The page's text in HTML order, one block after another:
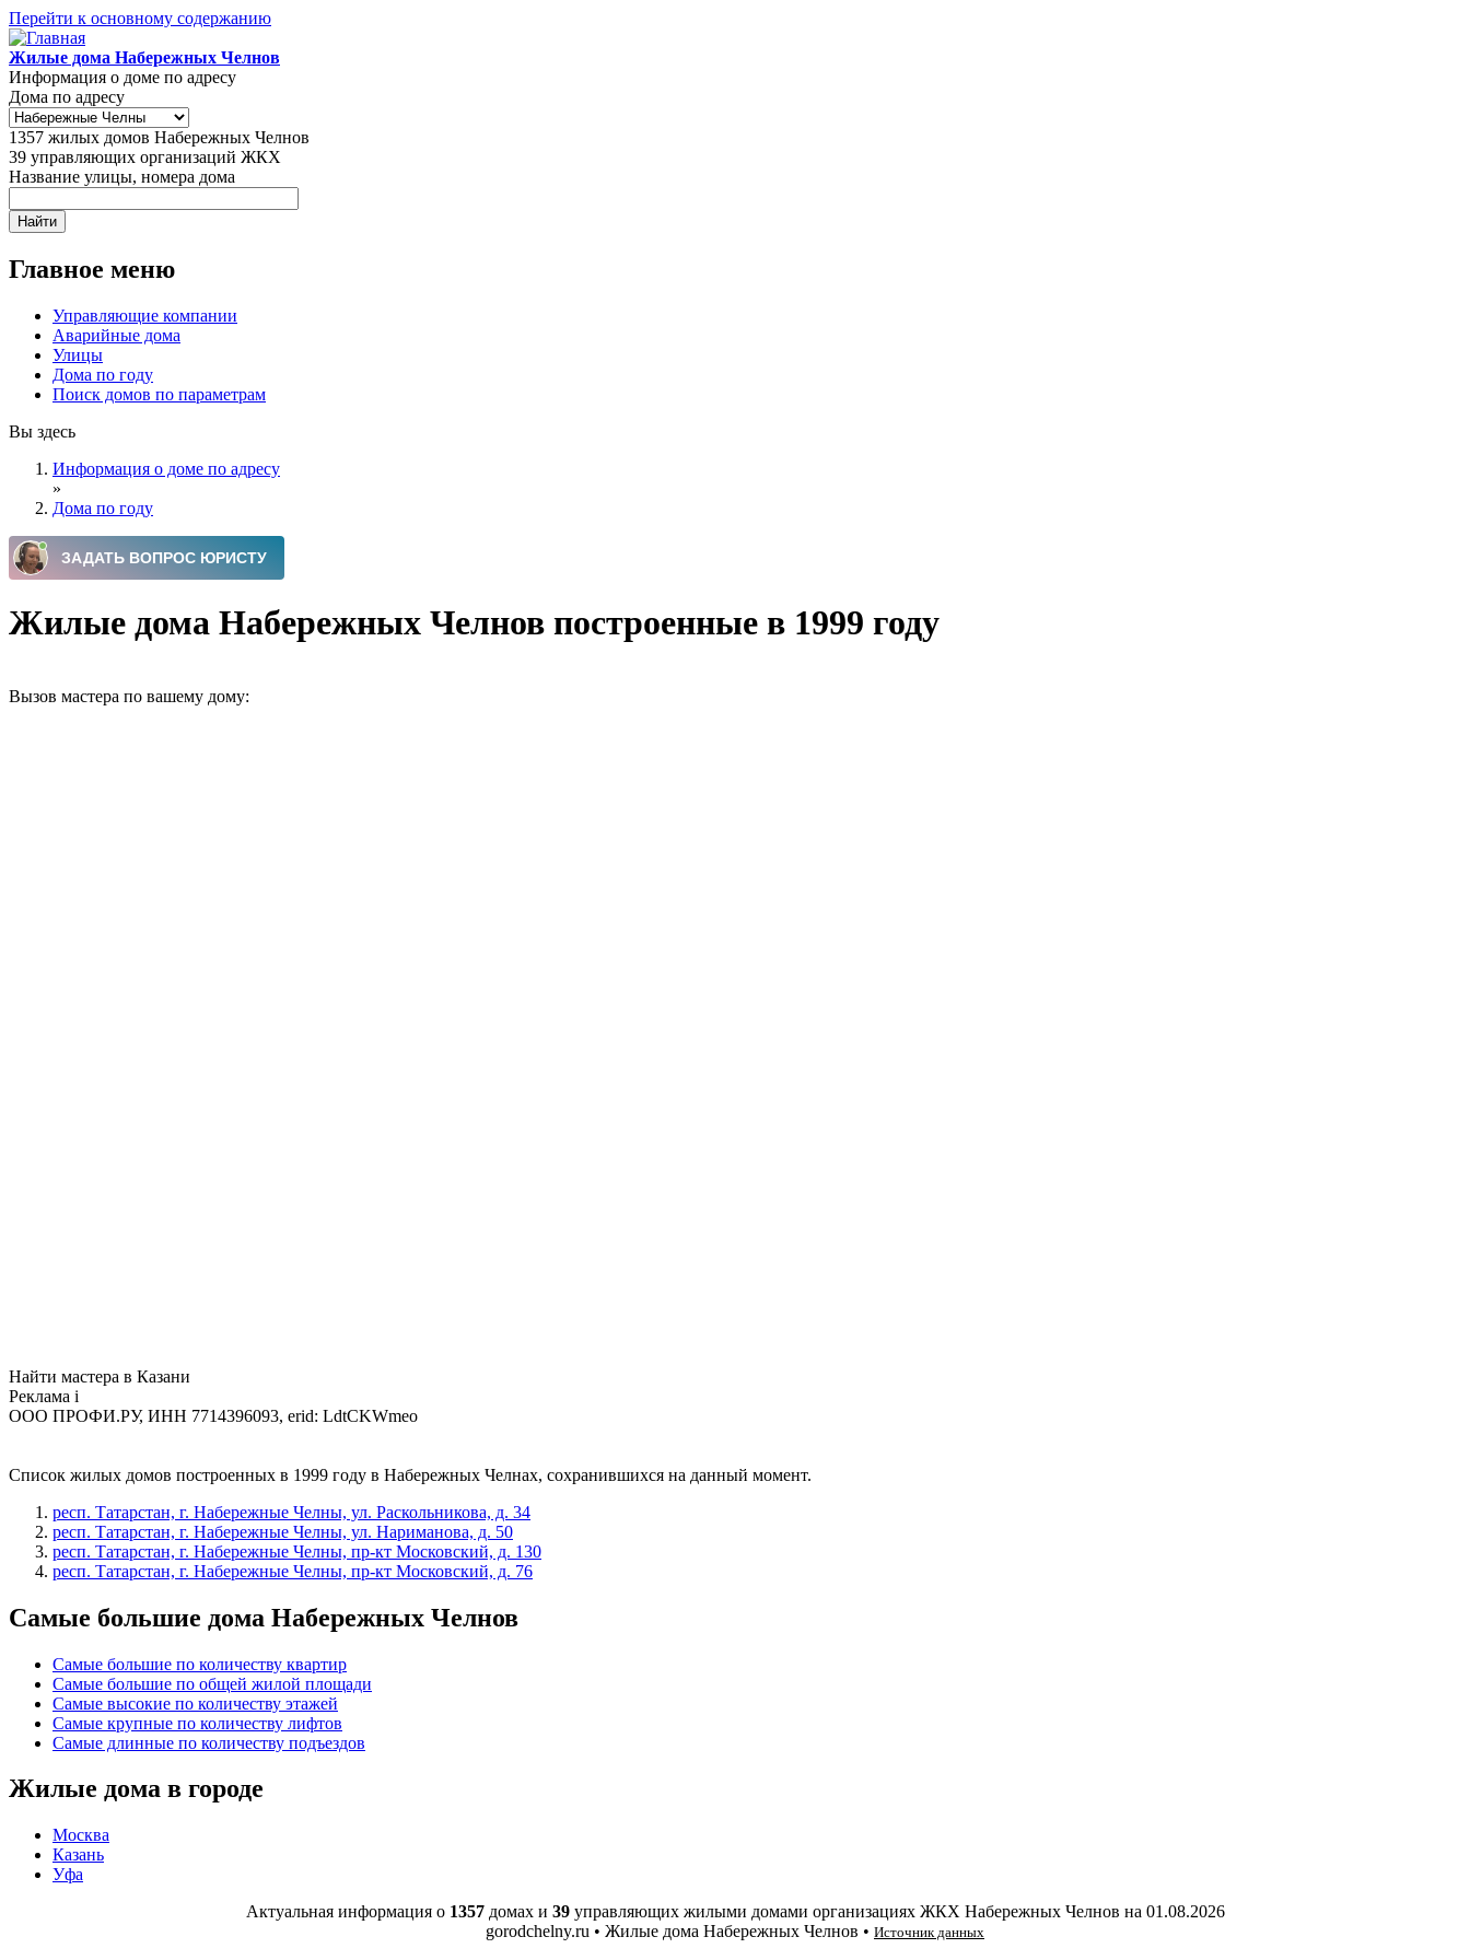
Перейти к основному содержанию
Жилые дома Набережных Челнов
Информация о доме по адресу
Дома по адресу
1357 жилых домов Набережных Челнов
39 управляющих организаций ЖКХ
Название улицы, номера дома
Главное меню
Управляющие компании
Аварийные дома
Улицы
Дома по году
Поиск домов по параметрам
Вы здесь
Информация о доме по адресу
»
Дома по году
Жилые дома Набережных Челнов построенные в 1999 году
Вызов мастера по вашему дому:
Найти мастера в Казани
Реклама i
ООО ПРОФИ.РУ, ИНН 7714396093, erid: LdtCKWmeo
Список жилых домов построенных в 1999 году в Набережных Челнах, сохранившихся на данный момент.
респ. Татарстан, г. Набережные Челны, ул. Раскольникова, д. 34
респ. Татарстан, г. Набережные Челны, ул. Нариманова, д. 50
респ. Татарстан, г. Набережные Челны, пр-кт Московский, д. 130
респ. Татарстан, г. Набережные Челны, пр-кт Московский, д. 76
Самые большие дома Набережных Челнов
Самые большие по количеству квартир
Самые большие по общей жилой площади
Самые высокие по количеству этажей
Самые крупные по количеству лифтов
Самые длинные по количеству подъездов
Жилые дома в городе
Москва
Казань
Уфа
Актуальная информация о 1357 домах и 39 управляющих жилыми домами организациях ЖКХ Набережных Челнов на 01.08.2026
gorodchelny.ru • Жилые дома Набережных Челнов • Источник данных